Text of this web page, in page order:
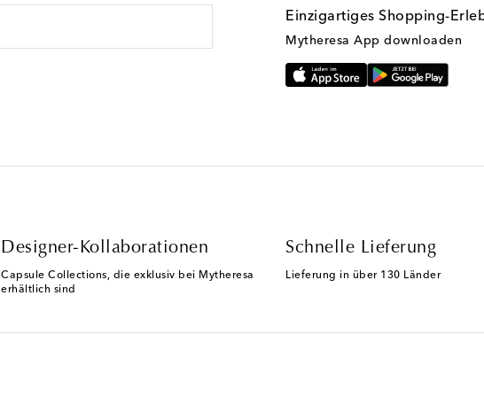
Einzigartiges Shopping-
Mytheresa App downloaden
Designer-Kollaborationen
Capsule Collections, die exklusiv bei Mytheresa
erhältlich sind
Schnelle Lieferung
Lieferung in über 130 Länder